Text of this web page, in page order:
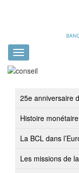
Toggle
navigation
25e anniversaire
Histoire monétaire
La BCL dans
Les missions de